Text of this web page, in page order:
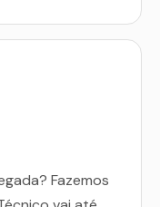
Fazemos